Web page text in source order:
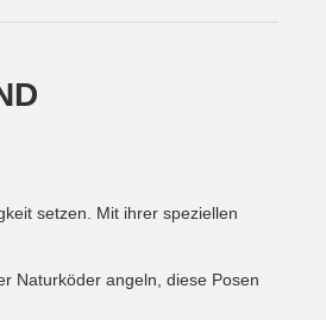
setzen. Mit ihrer speziellen
Naturköder angeln, diese Posen